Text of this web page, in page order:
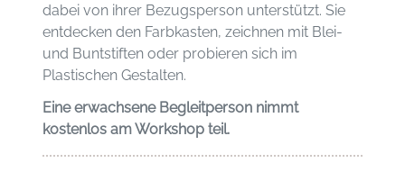
dabei von ihrer Bezugsperson unterstützt. Sie
entdecken den Farbkasten, zeichnen mit Blei-
und Buntstiften oder probieren sich im
Plastischen Gestalten.
Eine erwachsene Begleitperson nimmt
kostenlos am Workshop teil.